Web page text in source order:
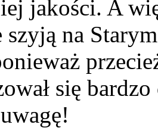
jakości. A
szyją na
się